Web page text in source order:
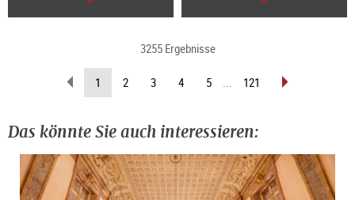
weiter weiter
3255 Ergebnisse
zurückblättern
1 (aktuelle
Seite)
2 3 4 5 ... 121 vorblättern
Das könnte Sie auch interessieren: